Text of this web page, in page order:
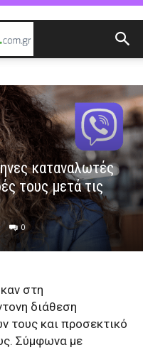
καταναλωτές
τους μετά τις
0
στη
διάθεση
τους και προσεκτικό
Σύμφωνα με